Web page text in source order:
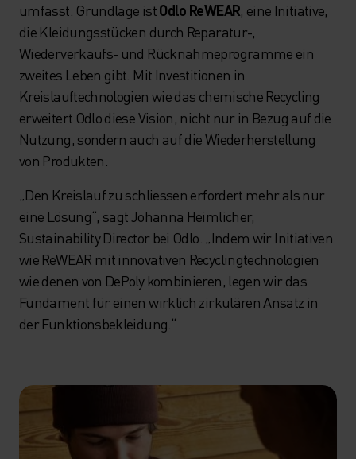
umfasst. Grundlage istOdlo ReWEAR, eine Initiative,
die Kleidungsstücken durch Reparatur-,
Wiederverkaufs- und Rücknahmeprogramme ein
zweites Leben gibt. Mit Investitionen in
Kreislauftechnologien wie das chemische Recycling
erweitert Odlo diese Vision, nicht nur in Bezug auf die
Nutzung, sondern auch auf die Wiederherstellung
von Produkten.
„Den Kreislauf zu schliessen erfordert mehr als nur
eine Lösung“, sagt Johanna Heimlicher,
Sustainability Director bei Odlo. „Indem wir Initiativen
wie ReWEAR mit innovativen Recyclingtechnologien
wie denen von DePoly kombinieren, legen wir das
Fundament für einen wirklich zirkulären Ansatz in
der Funktionsbekleidung.“